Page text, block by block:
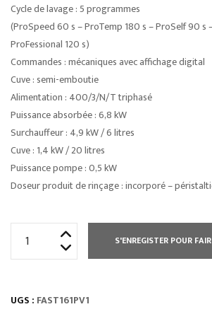
Cycle de lavage : 5 programmes
(ProSpeed 60 s – ProTemp 180 s – ProSelf 90 s
ProFessional 120 s)
Commandes : mécaniques avec affichage digital
Cuve : semi-emboutie
Alimentation : 400/3/N/T triphasé
Puissance absorbée : 6,8 kW
Surchauffeur : 4,9 kW / 6 litres
Cuve : 1,4 kW / 20 litres
Puissance pompe : 0,5 kW
Doseur produit de rinçage : incorporé –
FAST
S'ENREGISTER POUR
UGS : FAST161PV1